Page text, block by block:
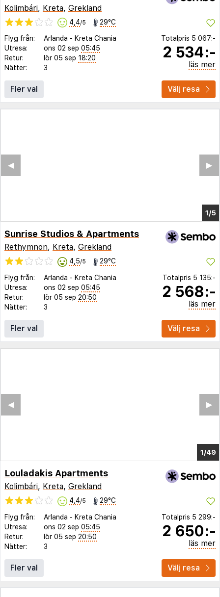
Kolimbári, Kreta, Grekland
4,4/5 29°C
Flyg från: Arlanda - Kreta Chania
Utresa:
ons 02 sep 05:45
Retur:
lör 05 sep 18:20
Nätter:
3
Totalpris 5 067:-
2 534:-
läs mer
Fler val Välj resa
Sunrise Studios & Apartments
Rethymnon, Kreta, Grekland
4,5/5 29°C
Flyg från: Arlanda - Kreta Chania
Utresa:
ons 02 sep 05:45
Retur:
lör 05 sep 20:50
Nätter:
3
Totalpris 5 135:-
2 568:-
läs mer
Fler val Välj resa
1/44
▶︎
◀︎
Louladakis Apartments
Kolimbári, Kreta, Grekland
4,4/5 29°C
Flyg från: Arlanda - Kreta Chania
Utresa:
ons 02 sep 05:45
Retur:
lör 05 sep 20:50
Nätter:
3
Totalpris 5 299:-
2 650:-
läs mer
Fler val Välj resa